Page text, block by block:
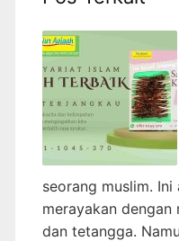
seorang muslim.
merayakan
dan tetangga.